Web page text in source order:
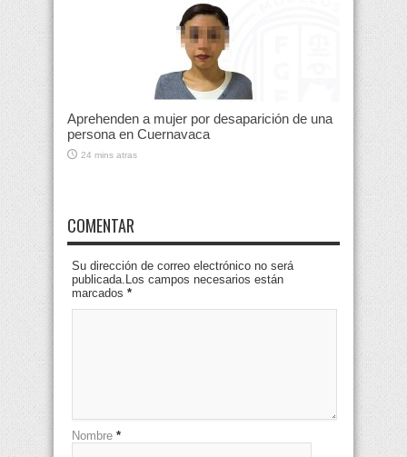
Aprehenden a mujer por desaparición de una
persona en Cuernavaca
24 mins atras
COMENTAR
Su dirección de correo electrónico no será
publicada.Los campos necesarios están
marcados *
Nombre *